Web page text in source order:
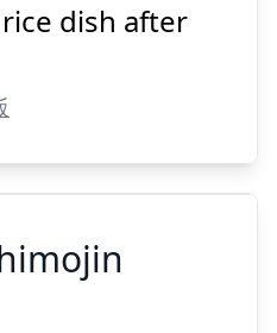
うぶ
Show answer
dish after